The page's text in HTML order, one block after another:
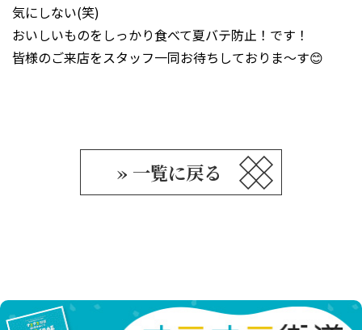
気にしない(笑)
おいしいものをしっかり食べて夏バテ防止！です！
皆様のご来店をスタッフ一同お待ちしておりま～す😊
» 一覧に戻る